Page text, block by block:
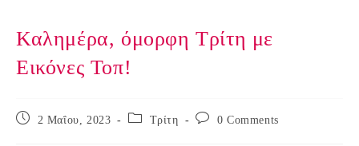
Καλημέρα, όμορφη Τρίτη με
Εικόνες Τοπ!
Post
2 Μαΐου, 2023
Post
Τρίτη
Post 0 Comments